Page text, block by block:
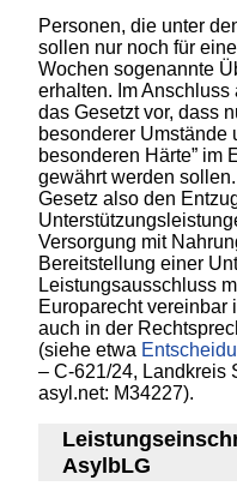
Personen, die unter
sollen nur noch für
Wochen sogenannte
erhalten. Im
das Gesetzt vor, dass
besonderer Umstände
besonderen Härte” im
gewährt werden
Gesetz also den
Versorgung mit
Bereitstellung einer
Leistungsausschluss
Europarecht
auch in der
(siehe etwa
– C-621/24, Landkreis
asyl.net: M34227).
AsylbLG